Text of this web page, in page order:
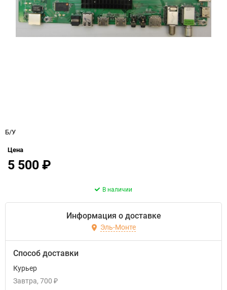
Б/У
Цена
5 500₽
В наличии
Информация о доставке
Эль-Монте
Способ доставки
Курьер
Завтра 700 ₽